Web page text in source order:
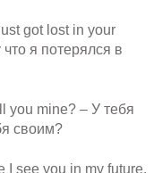
got lost in your
я потерялся в
you mine? – У тебя
своим?
I see you in my future.